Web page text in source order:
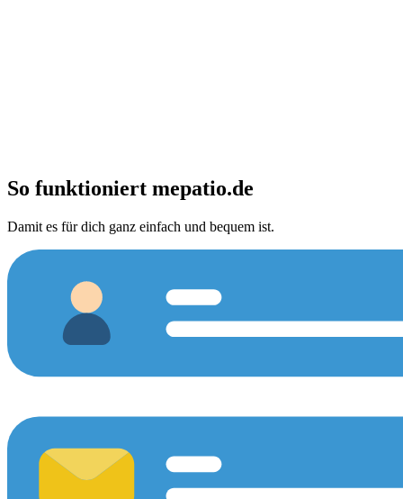
So funktioniert mepatio.de
Damit es für dich ganz einfach und bequem ist.